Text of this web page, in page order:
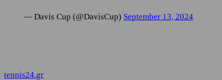
— Davis Cup (@DavisCup) September 13, 2024
tennis24.gr